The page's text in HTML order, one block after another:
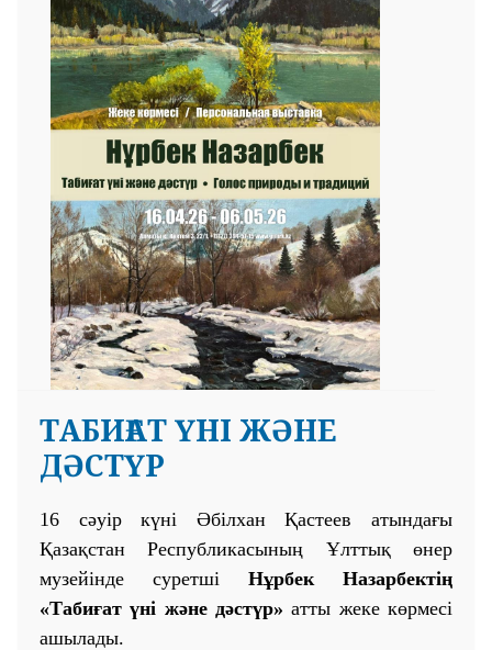
ТАБИҒАТ ҮНІ ЖӘНЕ
ДӘСТҮР
16 сәуір күні Әбілхан Қастеев атындағы
Қазақстан Республикасының Ұлттық өнер
музейінде суретші Нұрбек Назарбектің
«Табиғат үні және дәстүр» атты жеке көрмесі
ашылады.